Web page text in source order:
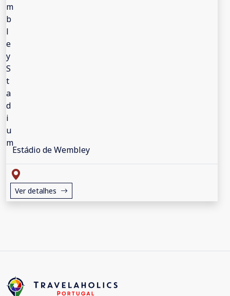
Estádio de Wembley
Ver detalhes